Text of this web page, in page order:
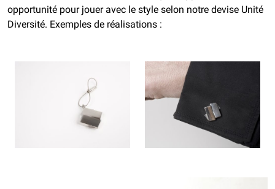
opportunité pour jouer avec le style selon notre devise Unité
Diversité. Exemples de réalisations :